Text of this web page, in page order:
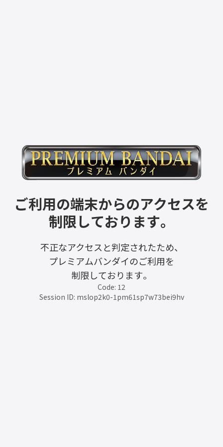
ご利用の端末からのアクセスを
制限しております。
不正なアクセスと判定されたため、
プレミアムバンダイのご利用を
制限しております。
Code: 12
Session ID: mslop2k0-1pm61sp7w73bei9hv